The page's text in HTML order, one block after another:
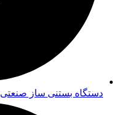
دستگاه بستنی ساز صنعتی